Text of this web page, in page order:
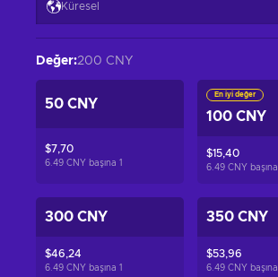
Küresel
Değer:200 CNY
50 CNY
$7,70
6.49 CNY başına 1
En iyi değer
100 CNY
$15,40
6.49 CNY başına
300 CNY
$46,24
6.49 CNY başına 1
350 CNY
$53,96
6.49 CNY başına